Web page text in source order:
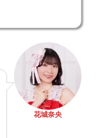
花城奈央